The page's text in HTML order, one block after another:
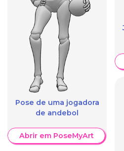
Pose de uma jogadora
de andebol
Abrir em PoseMyArt